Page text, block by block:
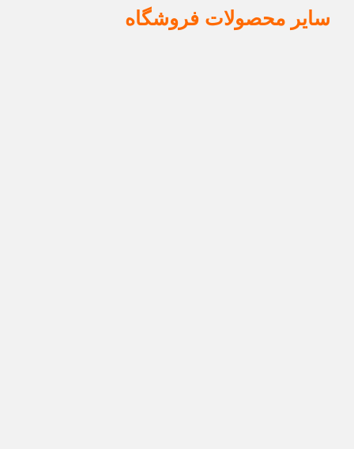
سایر محصولات فروشگاه